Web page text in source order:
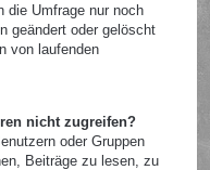
die Umfrage nur noch
geändert oder gelöscht
von laufenden
nicht zugreifen?
oder Gruppen
Beiträge zu lesen, zu